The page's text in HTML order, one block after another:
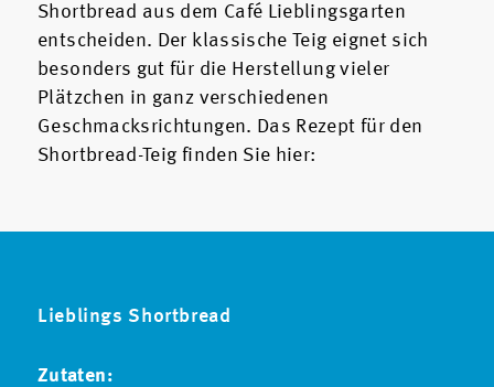
Shortbread aus dem Café Lieblingsgarten
entscheiden. Der klassische Teig eignet sich
besonders gut für die Herstellung vieler
Plätzchen in ganz verschiedenen
Geschmacksrichtungen. Das Rezept für den
Shortbread-Teig finden Sie hier:
Lieblings Shortbread
Zutaten: